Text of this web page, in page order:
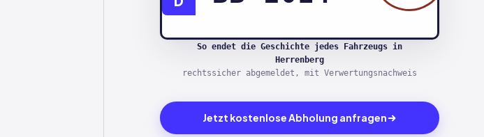
So endet die Geschichte jedes Fahrzeugs in
Herrenberg
rechtssicher abgemeldet, mit Verwertungsnachweis
Jetzt kostenlose Abholung anfragen